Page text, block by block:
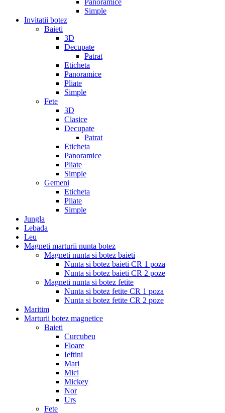
Panoramice
Simple
Invitatii botez
Baieti
3D
Decupate
Patrat
Eticheta
Panoramice
Pliate
Simple
Fete
3D
Clasice
Decupate
Patrat
Eticheta
Panoramice
Pliate
Simple
Gemeni
Eticheta
Pliate
Simple
Jungla
Lebada
Leu
Magneti marturii nunta botez
Magneti nunta si botez baieti
Nunta si botez baieti CR 1 poza
Nunta si botez baieti CR 2 poze
Magneti nunta si botez fetite
Nunta si botez fetite CR 1 poza
Nunta si botez fetite CR 2 poze
Maritim
Marturii botez magnetice
Baieti
Curcubeu
Floare
Ieftini
Mari
Mici
Mickey
Nor
Urs
Fete